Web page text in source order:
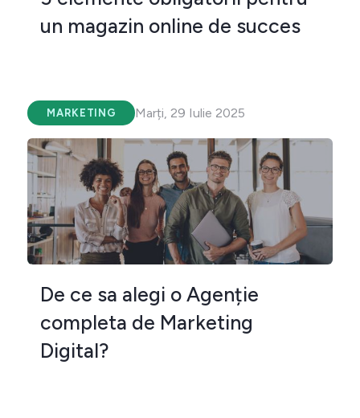
un magazin online de succes
MARKETING Marți, 29 Iulie 2025
De ce sa alegi o Agenție
completa de Marketing
Digital?